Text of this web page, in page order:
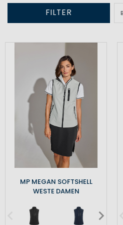
FILTER
MP MEGAN SOFTSHELL
WESTE DAMEN